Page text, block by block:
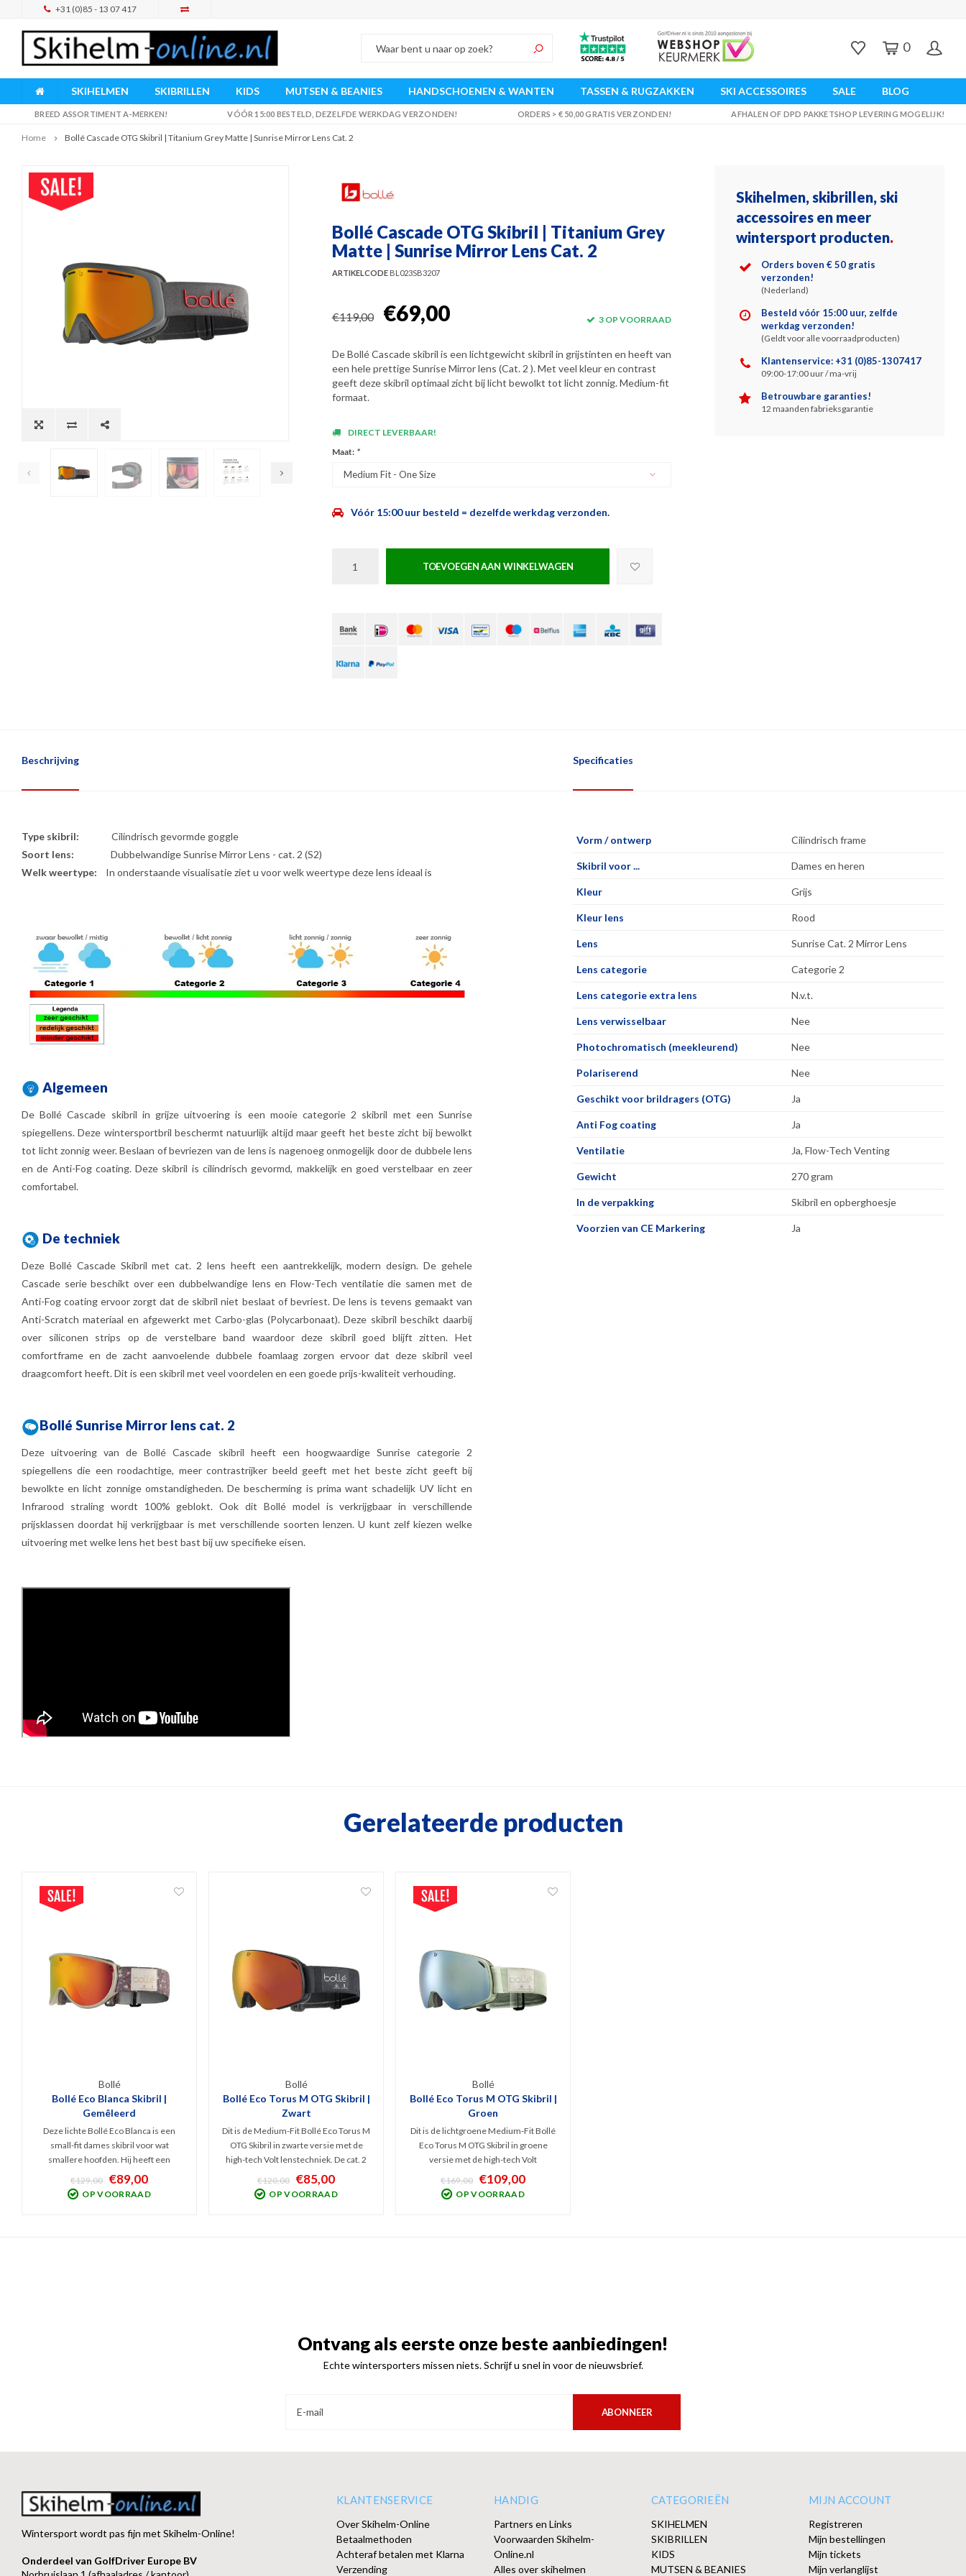
+31 (0)85 - 13 07 417
0
SKIHELMEN SKIBRILLEN KIDS MUTSEN & BEANIES HANDSCHOENEN & WANTEN TASSEN & RUGZAKKEN SKI ACCESSOIRES SALE BLOG
BREED ASSORTIMENT A-MERKEN! VÓÓR 15:00 BESTELD, DEZELFDE WERKDAG VERZONDEN! ORDERS > € 50,00 GRATIS VERZONDEN! AFHALEN OF DPD PAKKETSHOP LEVERING MOGELIJK!
Home Bollé Cascade OTG Skibril | Titanium Grey Matte | Sunrise Mirror Lens Cat. 2
Bollé Cascade OTG Skibril | Titanium Grey
Matte | Sunrise Mirror Lens Cat. 2
ARTIKELCODEBL023SB3207
€119,00 €69,00 3 OP VOORRAAD
De Bollé Cascade skibril is een lichtgewicht skibril in grijstinten en heeft van
een hele prettige Sunrise Mirror lens (Cat. 2 ). Met veel kleur en contrast
geeft deze skibril optimaal zicht bij licht bewolkt tot licht zonnig. Medium-fit
formaat.
DIRECT LEVERBAAR!
Maat: *
Medium Fit - One Size
Vóór 15:00 uur besteld = dezelfde werkdag verzonden.
TOEVOEGEN AAN WINKELWAGEN
Skihelmen, skibrillen, ski
accessoires en meer
wintersport producten.
Orders boven € 50 gratis
verzonden!
(Nederland)
Besteld vóór 15:00 uur, zelfde
werkdag verzonden!
(Geldt voor alle voorraadproducten)
Klantenservice: +31 (0)85-1307417
09:00-17:00 uur / ma-vrij
Betrouwbare garanties!
12 maanden fabrieksgarantie
Beschrijving Specificaties
Type skibril: Cilindrisch gevormde goggle
Soort lens: Dubbelwandige Sunrise Mirror Lens - cat. 2 (S2)
Welk weertype: In onderstaande visualisatie ziet u voor welk weertype deze lens ideaal is
Algemeen
De Bollé Cascade skibril in grijze uitvoering is een mooie categorie 2 skibril met een Sunrise
spiegellens. Deze wintersportbril beschermt natuurlijk altijd maar geeft het beste zicht bij bewolkt
tot licht zonnig weer. Beslaan of bevriezen van de lens is nagenoeg onmogelijk door de dubbele lens
en de Anti-Fog coating. Deze skibril is cilindrisch gevormd, makkelijk en goed verstelbaar en zeer
comfortabel.
De techniek
Deze Bollé Cascade Skibril met cat. 2 lens heeft een aantrekkelijk, modern design. De gehele
Cascade serie beschikt over een dubbelwandige lens en Flow-Tech ventilatie die samen met de
Anti-Fog coating ervoor zorgt dat de skibril niet beslaat of bevriest. De lens is tevens gemaakt van
Anti-Scratch materiaal en afgewerkt met Carbo-glas (Polycarbonaat). Deze skibril beschikt daarbij
over siliconen strips op de verstelbare band waardoor deze skibril goed blijft zitten. Het
comfortframe en de zacht aanvoelende dubbele foamlaag zorgen ervoor dat deze skibril veel
draagcomfort heeft. Dit is een skibril met veel voordelen en een goede prijs-kwaliteit verhouding.
Bollé Sunrise Mirror lens cat. 2
Deze uitvoering van de Bollé Cascade skibril heeft een hoogwaardige Sunrise categorie 2
spiegellens die een roodachtige, meer contrastrijker beeld geeft met het beste zicht geeft bij
bewolkte en licht zonnige omstandigheden. De bescherming is prima want schadelijk UV licht en
Infrarood straling wordt 100% geblokt. Ook dit Bollé model is verkrijgbaar in verschillende
prijsklassen doordat hij verkrijgbaar is met verschillende soorten lenzen. U kunt zelf kiezen welke
uitvoering met welke lens het best bast bij uw specifieke eisen.
Vorm / ontwerp Cilindrisch frame
Skibril voor ... Dames en heren
Kleur Grijs
Kleur lens Rood
Lens Sunrise Cat. 2 Mirror Lens
Lens categorie Categorie 2
Lens categorie extra lens N.v.t.
Lens verwisselbaar Nee
Photochromatisch (meekleurend) Nee
Polariserend Nee
Geschikt voor brildragers (OTG) Ja
Anti Fog coating Ja
Ventilatie Ja, Flow-Tech Venting
Gewicht 270 gram
In de verpakking Skibril en opberghoesje
Voorzien van CE Markering Ja
Gerelateerde producten
Bollé
Bollé Eco Blanca Skibril |
Gemêleerd
Deze lichte Bollé Eco Blanca is een
small-fit dames skibril voor wat
smallere hoofden. Hij heeft een
Sunrise Cat. 2 lens die optimaal zicht
biedt bij bewolkt tot licht zonnig weer.
De lens beschermt tegen UV en de
€129,00 €89,00
OP VOORRAAD
Bollé
Bollé Eco Torus M OTG Skibril |
Zwart
Dit is de Medium-Fit Bollé Eco Torus M
OTG Skibril in zwarte versie met de
high-tech Volt lenstechniek. De cat. 2
lens beschermt tegen UV / IR en geeft
optimaal zicht bij licht zonnig tot
bewolkt weer! Torisch design dus
€120,00 €85,00
OP VOORRAAD
Bollé
Bollé Eco Torus M OTG Skibril |
Groen
Dit is de lichtgroene Medium-Fit Bollé
Eco Torus M OTG Skibril in groene
versie met de high-tech Volt
lenstechniek. De cat. 3 lens beschermt
tegen UV / IR en geeft optimaal zicht bij
licht zonnig tot zonnig weer! Torisch
€169,00 €109,00
OP VOORRAAD
Ontvang als eerste onze beste aanbiedingen!
Echte wintersporters missen niets. Schrijf u snel in voor de nieuwsbrief.
ABONNEER
Wintersport wordt pas fijn met Skihelm-Online!
Onderdeel van GolfDriver Europe BV
KLANTENSERVICE
Over Skihelm-Online
Betaalmethoden
Achteraf betalen met Klarna
Verzending
HANDIG
Partners en Links
Voorwaarden Skihelm-
Online.nl
Alles over skihelmen
CATEGORIEËN
SKIHELMEN
SKIBRILLEN
KIDS
MUTSEN & BEANIES
MIJN ACCOUNT
Registreren
Mijn bestellingen
Mijn tickets
Mijn verlanglijst